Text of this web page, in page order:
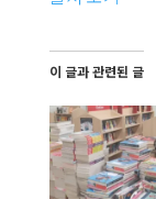
이 글과 관련된 글